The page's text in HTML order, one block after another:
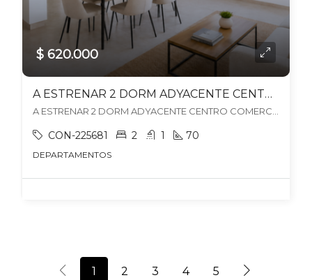
$ 620.000
A ESTRENAR 2 DORM ADYACENTE CENTRO COMERCIAL PORTEZUELO
A ESTRENAR 2 DORM ADYACENTE CENTRO COMERCIAL PORTEZUELO, Villa Nueva, Guaymallén
CON-225681 2 1 70
DEPARTAMENTOS
1 2 3 4 5